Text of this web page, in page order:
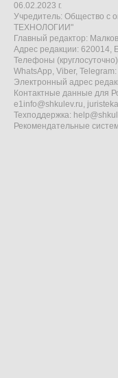
06.02.2023 г.
Учредитель: Общество с
ТЕХНОЛОГИИ"
Главный редактор:
Адрес редакции: 620014,
Телефоны
WhatsApp, Viber,
Электронный адрес
Контактные данные для
e1info@shkulev.ru,
Техподдержка:
Рекомендательные